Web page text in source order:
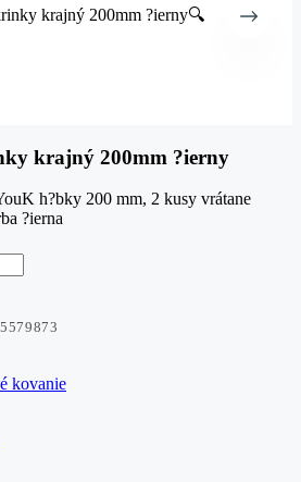
🔍
krajný 200mm ?ierny
h?bky 200 mm, 2 kusy vrátane
?ierna
kovanie